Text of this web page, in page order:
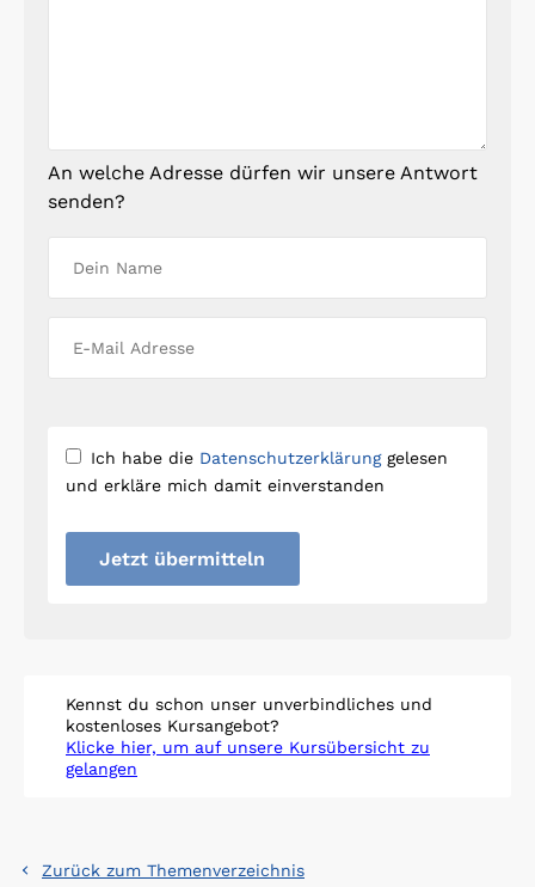
An welche Adresse dürfen wir unsere Antwort
senden?
Ich habe die Datenschutzerklärunggelesen
und erkläre mich damit einverstanden
Jetzt übermitteln
Kennst du schon unser unverbindliches und
kostenloses Kursangebot?
Klicke hier, um auf unsere Kursübersicht zu
gelangen
Zurück zum Themenverzeichnis